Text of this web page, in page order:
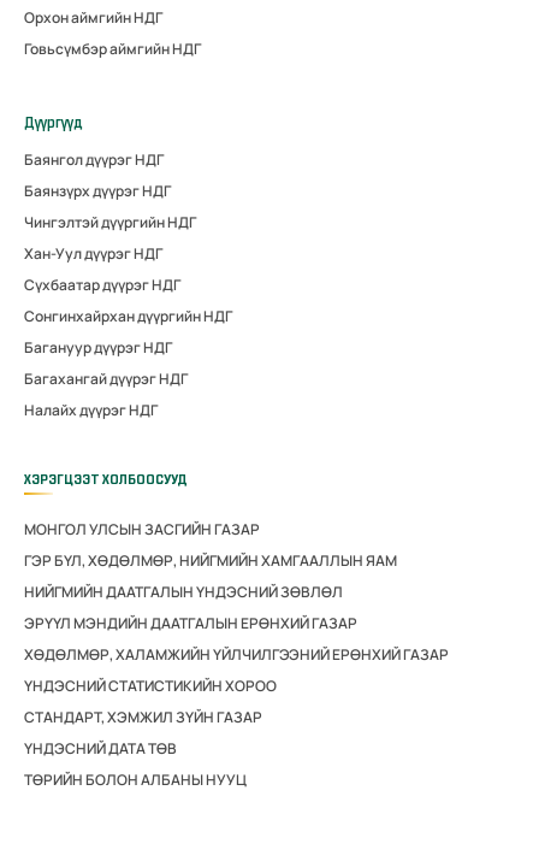
Орхон аймгийн НДГ
Говьсүмбэр аймгийн НДГ
Дүүргүүд
Баянгол дүүрэг НДГ
Баянзүрх дүүрэг НДГ
Чингэлтэй дүүргийн НДГ
Хан-Уул дүүрэг НДГ
Сүхбаатар дүүрэг НДГ
Сонгинхайрхан дүүргийн НДГ
Багануур дүүрэг НДГ
Багахангай дүүрэг НДГ
Налайх дүүрэг НДГ
ХЭРЭГЦЭЭТ ХОЛБООСУУД
МОНГОЛ УЛСЫН ЗАСГИЙН ГАЗАР
ГЭР БҮЛ, ХӨДӨЛМӨР, НИЙГМИЙН ХАМГААЛЛЫН ЯАМ
НИЙГМИЙН ДААТГАЛЫН ҮНДЭСНИЙ ЗӨВЛӨЛ
ЭРҮҮЛ МЭНДИЙН ДААТГАЛЫН ЕРӨНХИЙ ГАЗАР
ХӨДӨЛМӨР, ХАЛАМЖИЙН ҮЙЛЧИЛГЭЭНИЙ ЕРӨНХИЙ ГАЗАР
ҮНДЭСНИЙ СТАТИСТИКИЙН ХОРОО
СТАНДАРТ, ХЭМЖИЛ ЗҮЙН ГАЗАР
ҮНДЭСНИЙ ДАТА ТӨВ
ТӨРИЙН БОЛОН АЛБАНЫ НУУЦ